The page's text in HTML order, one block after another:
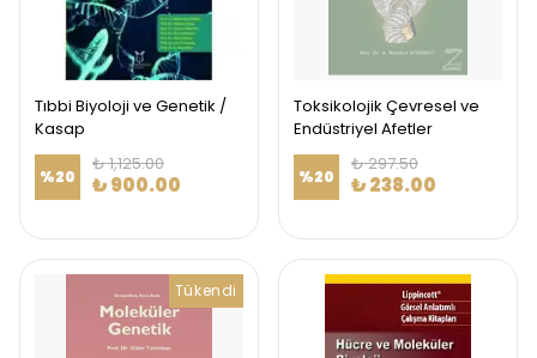
Tıbbi Biyoloji ve Genetik /
Kasap
%20
₺ 1,125.00
₺ 900.00
Toksikolojik Çevresel ve
Endüstriyel Afetler
%20
₺ 297.50
₺ 238.00
Tükendi